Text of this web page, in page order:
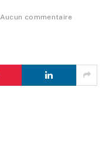
Aucun commentaire